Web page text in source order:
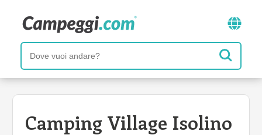
Camping Village Isolino